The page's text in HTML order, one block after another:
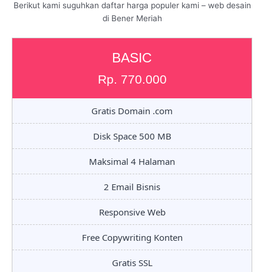
Berikut kami suguhkan daftar harga populer kami – web desain
di Bener Meriah
BASIC
Rp. 770.000
Gratis Domain .com
Disk Space 500 MB
Maksimal 4 Halaman
2 Email Bisnis
Responsive Web
Free Copywriting Konten
Gratis SSL